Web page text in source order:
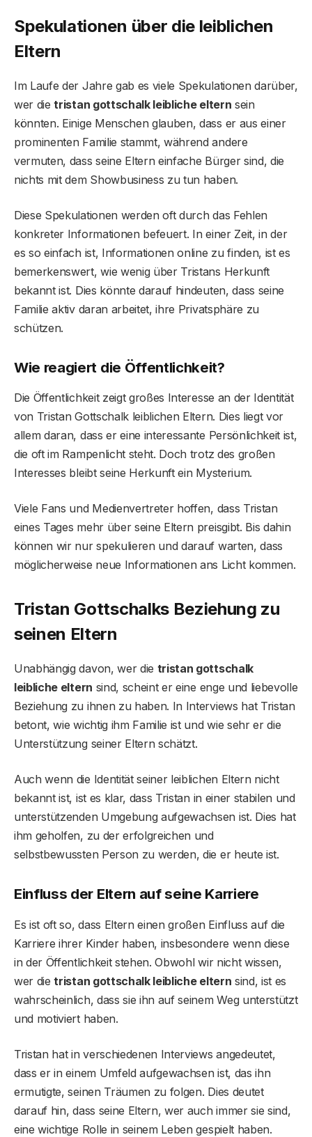
Spekulationen über die leiblichen
Eltern
Im Laufe der Jahre gab es viele Spekulationen darüber,
wer dietristan gottschalk leibliche eltern sein
könnten. Einige Menschen glauben, dass er aus einer
prominenten Familie stammt, während andere
vermuten, dass seine Eltern einfache Bürger sind, die
nichts mit dem Showbusiness zu tun haben.
Diese Spekulationen werden oft durch das Fehlen
konkreter Informationen befeuert. In einer Zeit, in der
es so einfach ist, Informationen online zu finden, ist es
bemerkenswert, wie wenig über Tristans Herkunft
bekannt ist. Dies könnte darauf hindeuten, dass seine
Familie aktiv daran arbeitet, ihre Privatsphäre zu
schützen.
Wie reagiert die Öffentlichkeit?
Die Öffentlichkeit zeigt großes Interesse an der Identität
von Tristan Gottschalk leiblichen Eltern. Dies liegt vor
allem daran, dass er eine interessante Persönlichkeit ist,
die oft im Rampenlicht steht. Doch trotz des großen
Interesses bleibt seine Herkunft ein Mysterium.
Viele Fans und Medienvertreter hoffen, dass Tristan
eines Tages mehr über seine Eltern preisgibt. Bis dahin
können wir nur spekulieren und darauf warten, dass
möglicherweise neue Informationen ans Licht kommen.
Tristan Gottschalks Beziehung zu
seinen Eltern
Unabhängig davon, wer die tristan gottschalk
leibliche eltern sind, scheint er eine enge und liebevolle
Beziehung zu ihnen zu haben. In Interviews hat Tristan
betont, wie wichtig ihm Familie ist und wie sehr er die
Unterstützung seiner Eltern schätzt.
Auch wenn die Identität seiner leiblichen Eltern nicht
bekannt ist, ist es klar, dass Tristan in einer stabilen und
unterstützenden Umgebung aufgewachsen ist. Dies hat
ihm geholfen, zu der erfolgreichen und
selbstbewussten Person zu werden, die er heute ist.
Einfluss der Eltern auf seine Karriere
Es ist oft so, dass Eltern einen großen Einfluss auf die
Karriere ihrer Kinder haben, insbesondere wenn diese
in der Öffentlichkeit stehen. Obwohl wir nicht wissen,
wer dietristan gottschalk leibliche eltern sind, ist es
wahrscheinlich, dass sie ihn auf seinem Weg unterstützt
und motiviert haben.
Tristan hat in verschiedenen Interviews angedeutet,
dass er in einem Umfeld aufgewachsen ist, das ihn
ermutigte, seinen Träumen zu folgen. Dies deutet
darauf hin, dass seine Eltern, wer auch immer sie sind,
eine wichtige Rolle in seinem Leben gespielt haben.